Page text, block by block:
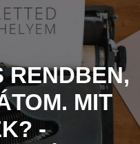
RENDBEN,
MIT
-